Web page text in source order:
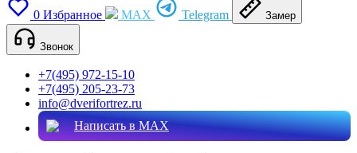
0 Избранное MAX Telegram Замер
Звонок
+7(495) 972-15-10
+7(495) 205-23-73
info@dverifortrez.ru
Написать в MAX